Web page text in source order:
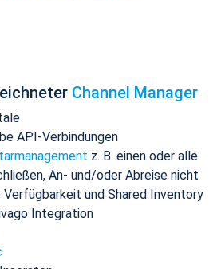
Channel Manager
API-Verbindungen
z. B. einen oder alle
An- und/oder Abreise nicht
Verfügbarkeit und Shared Inventory
Integration